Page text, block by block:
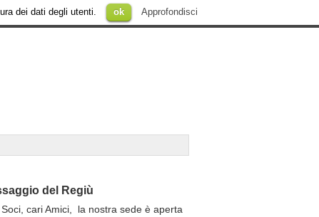
del Regiù
cari Amici, la nostra sede è aperta
dei dati degli utenti. ok Approfondisci